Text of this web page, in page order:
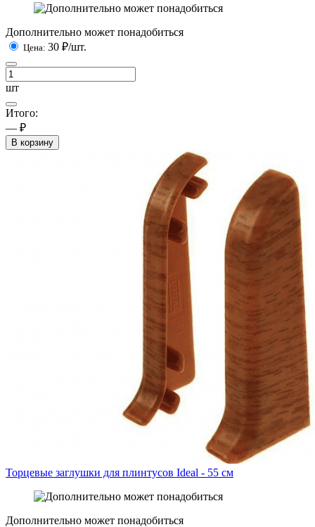
Дополнительно может понадобиться
Цена: 30 ₽/шт.
шт
Итого:
— ₽
В корзину
Торцевые заглушки для плинтусов Ideal - 55 см
Дополнительно может понадобиться